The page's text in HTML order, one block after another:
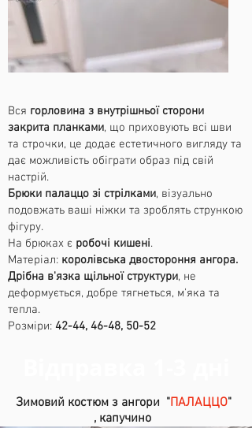
Вся горловина з внутрішньої сторони
закрита планками, що приховують всі шви
та строчки, це додає естетичного вигляду та
дає можливість обіграти образ під свій
настрій.
Брюки палаццо зі стрілками, візуально
подовжать ваші ніжки та зроблять стрункою
фігуру.
На брюках є робочі кишені.
Матеріал: королівська двостороння ангора.
Дрібна в'язка щільної структури, не
деформується, добре тягнеться, м'яка та
тепла.
Розміри: 42-44, 46-48, 50-52
Зимовий костюм з ангори "ПАЛАЦЦО"
, капучино